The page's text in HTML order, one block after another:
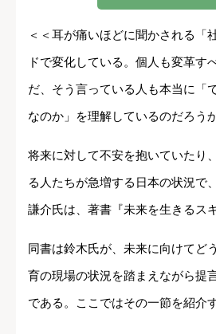
＜＜耳が痛いほどに聞かされる「
ドで変化している。個人も変革す
だ、そう言っている人も本当に「
なのか」を理解しているのだろう
将来に対して不安を抱いていたり
る人たちが急増する日本の状況で
謙介氏は、著書『未来を生きるス
同書は鈴木氏が、未来に向けてど
育の現場の状況を踏まえながら提
である。ここではその一節を紹介